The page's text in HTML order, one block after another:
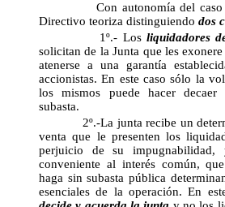
Con autonomía del caso
Directivo teoriza distinguiendo dos
1º.- Los liquidadores
solicitan de la Junta que les
atenerse a una garantía
accionistas. En este caso sólo la
los mismos puede hacer
subasta.
2º.-La junta recibe un
venta que le presenten los
perjuicio de su
conveniente al interés común,
haga sin subasta pública
esenciales de la operación. En